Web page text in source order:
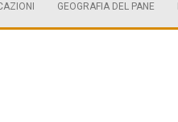
GEOGRAFIA DEL PANE